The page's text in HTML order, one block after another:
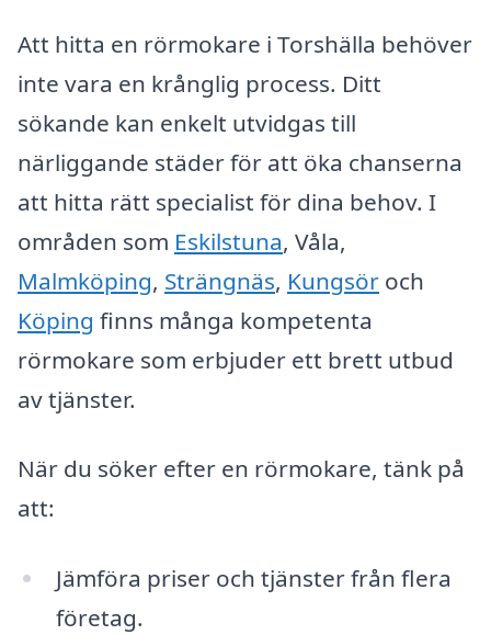
Att hitta en rörmokare i Torshälla behöver
inte vara en krånglig process. Ditt
sökande kan enkelt utvidgas till
närliggande städer för att öka chanserna
att hitta rätt specialist för dina behov. I
områden som Eskilstuna, Våla,
Malmköping, Strängnäs, Kungsör och
Köping finns många kompetenta
rörmokare som erbjuder ett brett utbud
av tjänster.
När du söker efter en rörmokare, tänk på
att:
Jämföra priser och tjänster från flera
företag.